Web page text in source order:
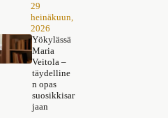
29
heinäkuun,
2026
Yökylässä
Maria
Veitola –
täydelline
n opas
suosikkisar
jaan